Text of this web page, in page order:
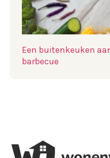
Een buitenkeuken
barbecue